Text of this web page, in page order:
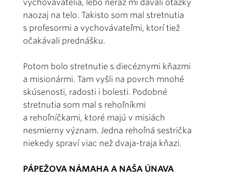
vychovávatelia, lebo neraz mi dávali otázky
naozaj na telo. Takisto som mal stretnutia
s profesormi a vychovávateľmi, ktorí tiež
očakávali prednášku.
Potom bolo stretnutie s diecéznymi kňazmi
a misionármi. Tam vyšli na povrch mnohé
skúsenosti, radosti i bolesti. Podobné
stretnutia som mal s rehoľníkmi
a rehoľníčkami, ktoré majú v misiách
nesmierny význam. Jedna rehoľná sestrička
niekedy spraví viac než dvaja-traja kňazi.
PÁPEŽOVA NÁMAHA A NAŠA ÚNAVA